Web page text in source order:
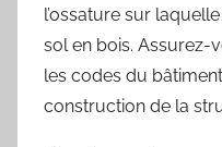
l’ossature sur
sol en bois. Assurez-
les codes du
construction de la